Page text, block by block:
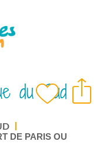
BLOG
NEWSLETTER
du Sud
DE PARIS OU